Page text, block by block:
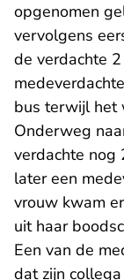
opgenomen
vervolgens
de verdachte
bus terwijl het
Onderweg
verdachte nog
later een
vrouw kwam
uit haar
Een van de
dat zijn